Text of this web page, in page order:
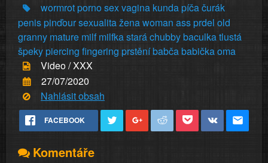
wormrotporno sexvagina kundapíčačurák
penispinďoursexualitaženawoman assprdel old
granny mature milf milfkastaráchubbybaculkatlustá
špekypiercing fingering prstěníbabčababičkaoma
Video / XXX
27/07/2020
Nahlásit obsah
FACEBOOK
Komentáře